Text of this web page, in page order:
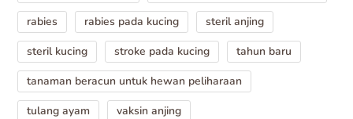
rabies
rabies pada kucing
steril anjing
steril kucing
stroke pada kucing
tahun baru
tanaman beracun untuk hewan peliharaan
tulang ayam
vaksin anjing